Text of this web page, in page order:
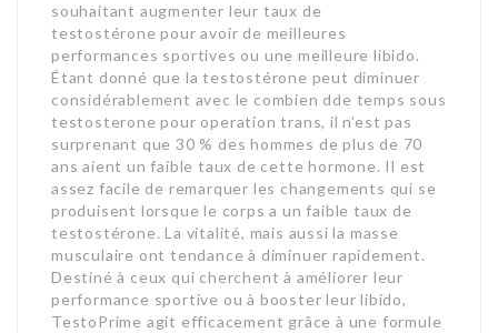
souhaitant augmenter leur taux de
testostérone pour avoir de meilleures
performances sportives ou une meilleure libido.
Étant donné que la testostérone peut diminuer
considérablement avec le combien dde temps sous
testosterone pour operation trans, il n’est pas
surprenant que 30 % des hommes de plus de 70
ans aient un faible taux de cette hormone. Il est
assez facile de remarquer les changements qui se
produisent lorsque le corps a un faible taux de
testostérone. La vitalité, mais aussi la masse
musculaire ont tendance à diminuer rapidement.
Destiné à ceux qui cherchent à améliorer leur
performance sportive ou à booster leur libido,
TestoPrime agit efficacement grâce à une formule